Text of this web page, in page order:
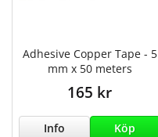
Adhesive Copper Tape - 5
mm x 50 meters
165 kr
Info Köp